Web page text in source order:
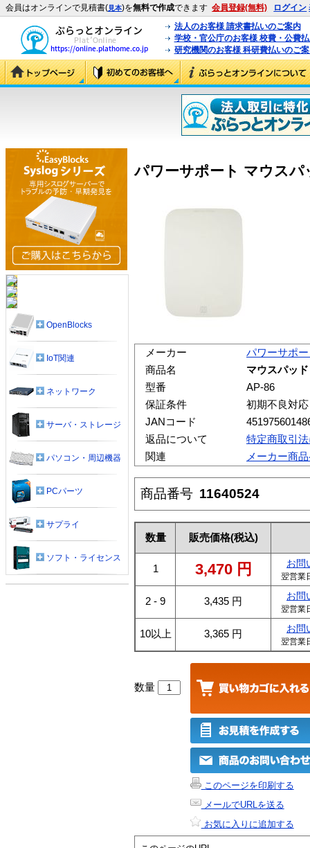
会員はオンラインで見積書(見本)を無料で作成できます 会員登録(無料) ログイン
法人のお客様 請求書払いのご案内
学校・官公庁のお客様 校費・公費
研究機関のお客様 科研費払いのご
パワーサポート マウス
メーカー
パワーサポ
商品名
マウスパッ
型番
AP-86
保証条件
初期不良対
JANコード
返品について
特定商取引
関連
メーカー商
商品番号 11640524
数量 販売価格(税込)
1 3,470 円 お問
翌営業
2 - 9 3,435 円 お問
翌営業
10以上 3,365 円 お問
翌営業
数量
このページを印刷する
メールでURLを送る
お気に入りに追加する
OpenBlocks
IoT関連
ネットワーク
サーバ・ストレージ
パソコン・周辺機器
PCパーツ
サプライ
ソフト・ライセンス